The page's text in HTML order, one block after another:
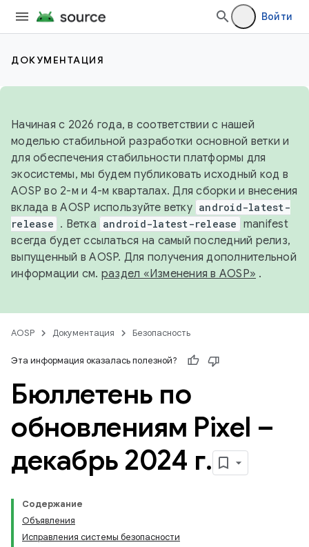
Войти
ДОКУМЕНТАЦИЯ
Начиная с 2026 года, в соответствии с нашей
моделью стабильной разработки основной ветки и
для обеспечения стабильности платформы для
экосистемы, мы будем публиковать исходный код в
AOSP во 2-м и 4-м кварталах. Для сборки и внесения
вклада в AOSP используйте ветку android-latest-
release . Ветка android-latest-release manifest
всегда будет ссылаться на самый последний релиз,
выпущенный в AOSP. Для получения дополнительной
информации см. раздел «Изменения в AOSP» .
AOSP Документация Безопасность
Эта информация оказалась полезной?
Бюллетень по
обновлениям Pixel –
декабрь 2024 г.
Содержание
Объявления
Исправления системы безопасности